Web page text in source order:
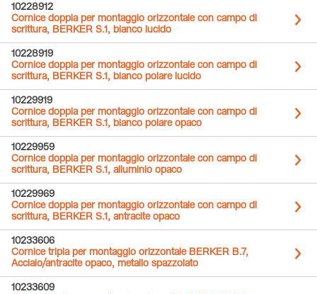
10228912
Cornice doppia per montaggio orizzontale con campo di
scrittura, BERKER S.1, bianco lucido
10228919
Cornice doppia per montaggio orizzontale con campo di
scrittura, BERKER S.1, bianco polare lucido
10229919
Cornice doppia per montaggio orizzontale con campo di
scrittura, BERKER S.1, bianco polare opaco
10229959
Cornice doppia per montaggio orizzontale con campo di
scrittura, BERKER S.1, alluminio opaco
10229969
Cornice doppia per montaggio orizzontale con campo di
scrittura, BERKER S.1, antracite opaco
10233606
Cornice tripla per montaggio orizzontale BERKER B.7,
Acciaio/antracite opaco, metallo spazzolato
10233609